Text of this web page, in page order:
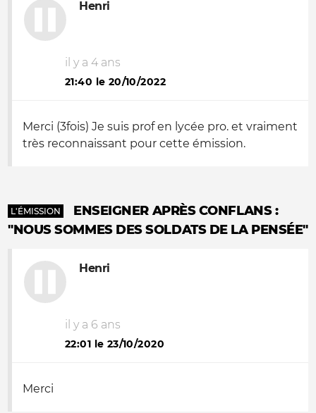
Henri
il y a 4 ans
21:40 le 20/10/2022
Merci (3fois) Je suis prof en lycée pro. et vraiment
très reconnaissant pour cette émission.
L'ÉMISSION
ENSEIGNER APRÈS CONFLANS :
"NOUS SOMMES DES SOLDATS DE LA PENSÉE"
Henri
il y a 6 ans
22:01 le 23/10/2020
Merci